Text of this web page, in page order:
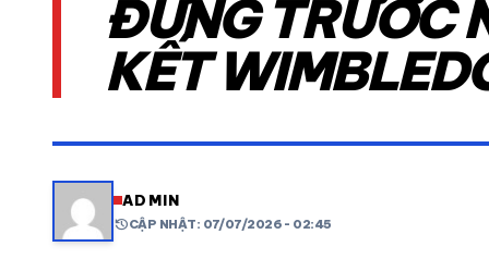
mail
ĐỨNG TRƯỚC
KẾT
ADMIN
historyCẬP NHẬT: 07/07/2026 - 02:45